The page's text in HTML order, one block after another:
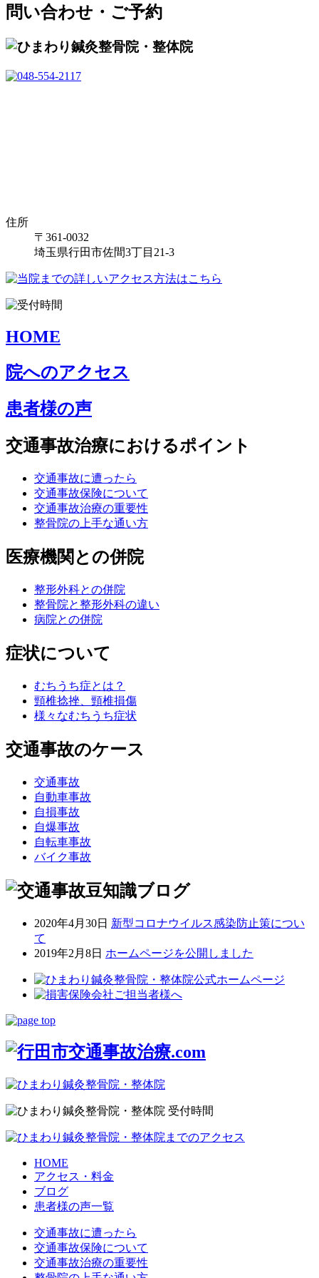
問い合わせ・ご予約
住所
〒361-0032
埼玉県行田市佐間3丁目21-3
HOME
院へのアクセス
患者様の声
交通事故治療におけるポイント
交通事故に遭ったら
交通事故保険について
交通事故治療の重要性
整骨院の上手な通い方
医療機関との併院
整形外科との併院
整骨院と整形外科の違い
病院との併院
症状について
むちうち症とは？
頸椎捻挫、頸椎損傷
様々なむちうち症状
交通事故のケース
交通事故
自動車事故
自損事故
自爆事故
自転車事故
バイク事故
2020年4月30日 新型コロナウイルス感染防止策につい
て
2019年2月8日 ホームページを公開しました
HOME
アクセス・料金
ブログ
患者様の声一覧
交通事故に遭ったら
交通事故保険について
交通事故治療の重要性